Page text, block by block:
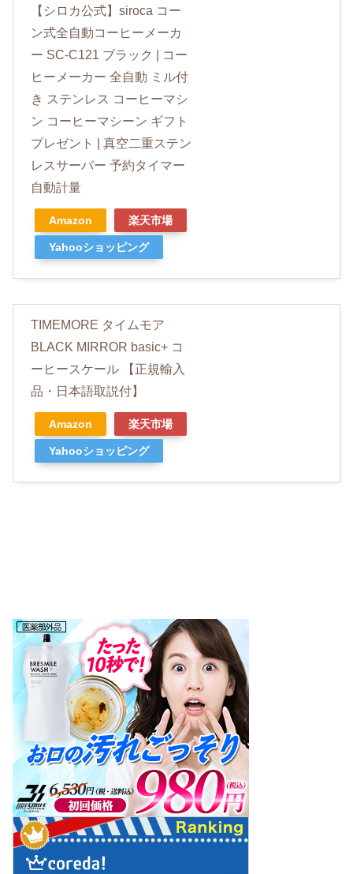
【シロカ公式】siroca コー
ン式全自動コーヒーメーカ
ー SC-C121 ブラック | コー
ヒーメーカー 全自動 ミル付
き ステンレス コーヒーマシ
ン コーヒーマシーン ギフト
プレゼント | 真空二重ステン
レスサーバー 予約タイマー
自動計量
Amazon 楽天市場
Yahooショッピング
TIMEMORE タイムモア
BLACK MIRROR basic+ コ
ーヒースケール 【正規輸入
品・日本語取説付】
Amazon 楽天市場
Yahooショッピング